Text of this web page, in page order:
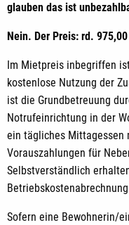
glauben das ist
Nein. Der Preis: rd.
Im Mietpreis inbegriffen
kostenlose Nutzung der
ist die Grundbetreuung
Notrufeinrichtung in der
ein tägliches Mittagessen
Vorauszahlungen für
Selbstverständlich
Sofern eine Bewohnerin/